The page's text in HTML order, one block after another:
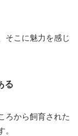
そこに魅力を感じ
る
ろから飼育された
。